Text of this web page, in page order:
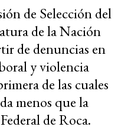
de Selección del
de la Nación
de denuncias en
y violencia
de las cuales
menos que la
de Roca.